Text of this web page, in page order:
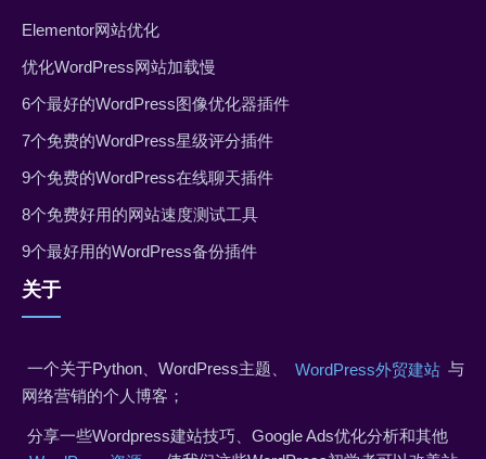
Elementor网站优化
优化WordPress网站加载慢
6个最好的WordPress图像优化器插件
7个免费的WordPress星级评分插件
9个免费的WordPress在线聊天插件
8个免费好用的网站速度测试工具
9个最好用的WordPress备份插件
关于
一个关于Python、WordPress主题、 WordPress外贸建站 与
网络营销的个人博客；
分享一些Wordpress建站技巧、Google Ads优化分析和其他